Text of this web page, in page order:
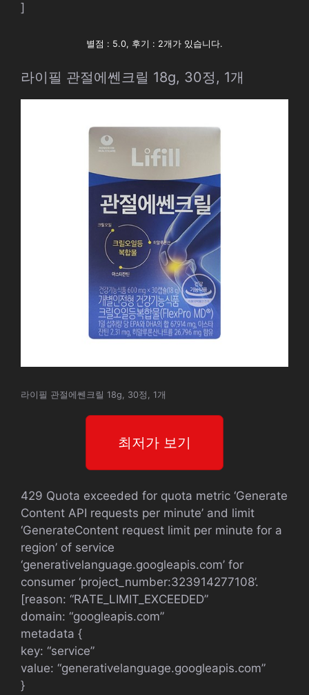
]
별점 : 5.0, 후기 : 2개가 있습니다.
라이필 관절에쎈크릴 18g, 30정, 1개
라이필 관절에쎈크릴 18g, 30정, 1개
최저가 보기
429 Quota exceeded for quota metric ‘Generate
Content API requests per minute’ and limit
‘GenerateContent request limit per minute for a
region’ of service
‘generativelanguage.googleapis.com’ for
consumer ‘project_number:323914277108’.
[reason: “RATE_LIMIT_EXCEEDED”
domain: “googleapis.com”
metadata {
key: “service”
value: “generativelanguage.googleapis.com”
}